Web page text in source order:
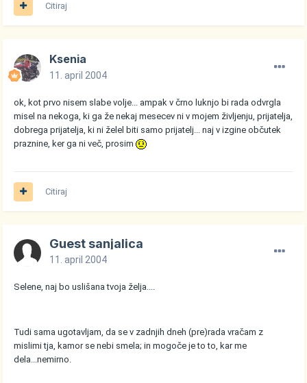
Citiraj
Ksenia
11. april 2004
ok, kot prvo nisem slabe volje... ampak v črno luknjo bi rada odvrgla
misel na nekoga, ki ga že nekaj mesecev ni v mojem življenju, prijatelja,
dobrega prijatelja, ki ni želel biti samo prijatelj... naj v izgine občutek
praznine, ker ga ni več, prosim
Citiraj
Guest sanjalica
11. april 2004
Selene, naj bo uslišana tvoja želja....
Tudi sama ugotavljam, da se v zadnjih dneh (pre)rada vračam z
mislimi tja, kamor se nebi smela; in mogoče je to to, kar me
dela...nemirno.